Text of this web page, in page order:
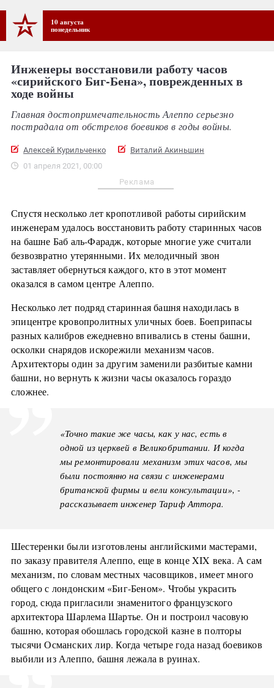
10 августа
понедельник
Инженеры восстановили работу часов
«сирийского Биг-Бена», поврежденных в
ходе войны
Главная достопримечательность Алеппо серьезно
пострадала от обстрелов боевиков в годы войны.
Алексей Курильченко
Виталий Акиньшин
01 апреля 2021, 00:00
Реклама
Спустя несколько лет кропотливой работы сирийским
инженерам удалось восстановить работу старинных часов
на башне Баб аль-Фарадж, которые многие уже считали
безвозвратно утерянными. Их мелодичный звон
заставляет обернуться каждого, кто в этот момент
оказался в самом центре Алеппо.
Несколько лет подряд старинная башня находилась в
эпицентре кровопролитных уличных боев. Боеприпасы
разных калибров ежедневно впивались в стены башни,
осколки снарядов искорежили механизм часов.
Архитекторы один за другим заменили разбитые камни
башни, но вернуть к жизни часы оказалось гораздо
сложнее.
«Точно такие же​ часы, как у нас, есть в
одной из церквей в Великобритании. И когда
мы ремонтировали механизм этих часов, мы
были постоянно на связи с инженерами
британской фирмы и вели консультации», -
рассказывает инженер Тариф Аттора.
Шестеренки были изготовлены английскими мастерами,
по заказу правителя Алеппо, еще в конце XIX века. А сам
механизм, по словам местных часовщиков, имеет много
общего с лондонским «Биг-Беном». Чтобы украсить
город, сюда пригласили знаменитого французского
архитектора Шарлема Шартье. Он и построил часовую
башню, которая обошлась городской казне в полторы
тысячи Османских лир. Когда четыре года назад боевиков
выбили из Алеппо, башня лежала в руинах.